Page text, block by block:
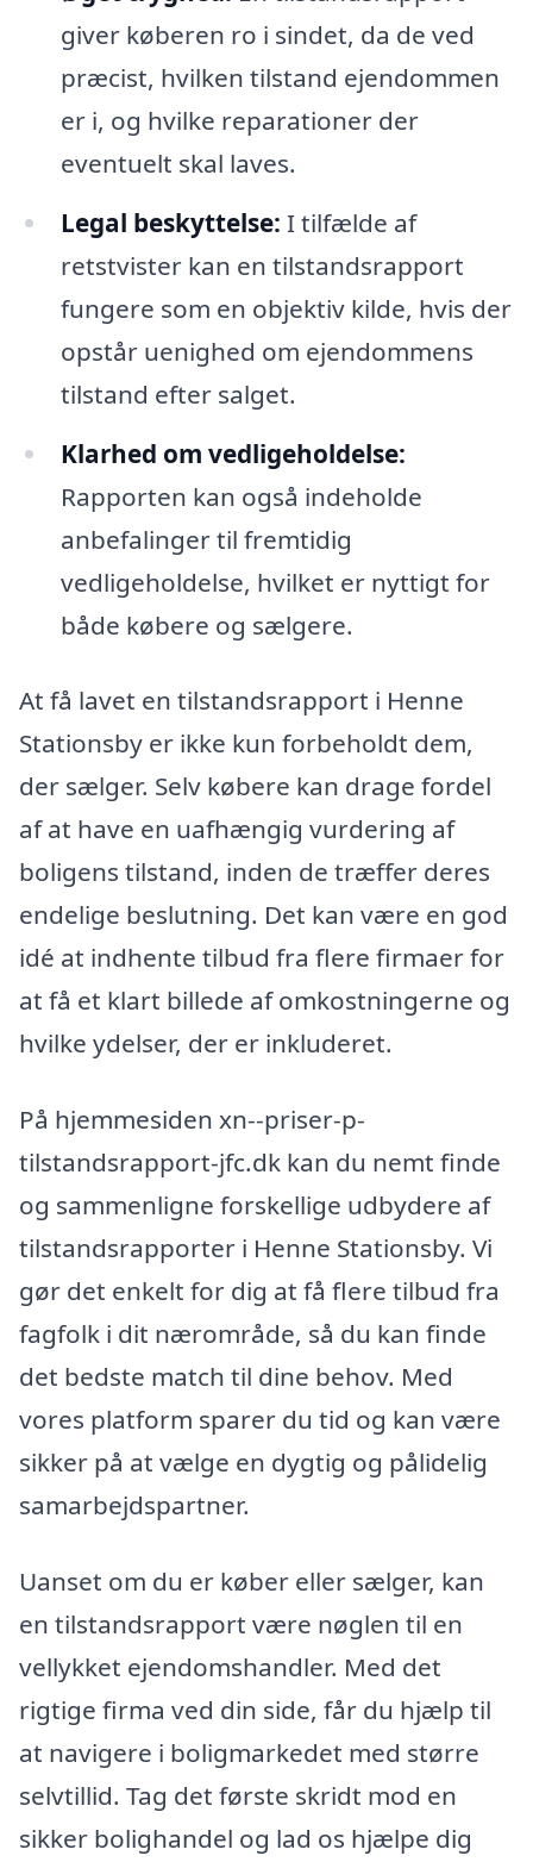
giver køberen ro i sindet, da de ved
præcist, hvilken tilstand ejendommen
er i, og hvilke reparationer der
eventuelt skal laves.
Legal beskyttelse: I tilfælde af
retstvister kan en tilstandsrapport
fungere som en objektiv kilde, hvis der
opstår uenighed om ejendommens
tilstand efter salget.
Klarhed om vedligeholdelse:
Rapporten kan også indeholde
anbefalinger til fremtidig
vedligeholdelse, hvilket er nyttigt for
både købere og sælgere.
At få lavet en tilstandsrapport i Henne
Stationsby er ikke kun forbeholdt dem,
der sælger. Selv købere kan drage fordel
af at have en uafhængig vurdering af
boligens tilstand, inden de træffer deres
endelige beslutning. Det kan være en god
idé at indhente tilbud fra flere firmaer for
at få et klart billede af omkostningerne og
hvilke ydelser, der er inkluderet.
På hjemmesiden xn--priser-p-
tilstandsrapport-jfc.dk kan du nemt finde
og sammenligne forskellige udbydere af
tilstandsrapporter i Henne Stationsby. Vi
gør det enkelt for dig at få flere tilbud fra
fagfolk i dit nærområde, så du kan finde
det bedste match til dine behov. Med
vores platform sparer du tid og kan være
sikker på at vælge en dygtig og pålidelig
samarbejdspartner.
Uanset om du er køber eller sælger, kan
en tilstandsrapport være nøglen til en
vellykket ejendomshandler. Med det
rigtige firma ved din side, får du hjælp til
at navigere i boligmarkedet med større
selvtillid. Tag det første skridt mod en
sikker bolighandel og lad os hjælpe dig